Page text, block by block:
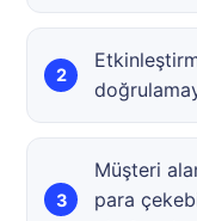
Müşteri
para